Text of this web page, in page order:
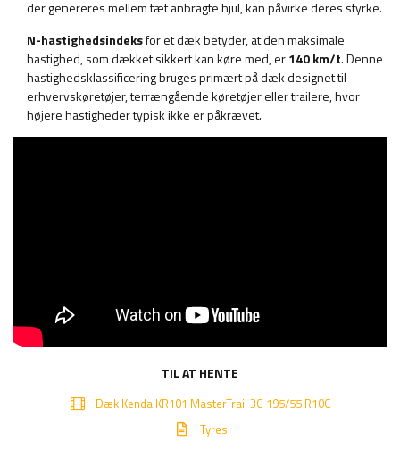
der genereres mellem tæt anbragte hjul, kan påvirke deres styrke.
N-hastighedsindeksfor et dæk betyder, at den maksimale
hastighed, som dækket sikkert kan køre med, er140 km/t. Denne
hastighedsklassificering bruges primært på dæk designet til
erhvervskøretøjer, terrængående køretøjer eller trailere, hvor
højere hastigheder typisk ikke er påkrævet.
TIL AT HENTE
Dæk Kenda KR101 MasterTrail 3G 195/55 R10C
Tyres